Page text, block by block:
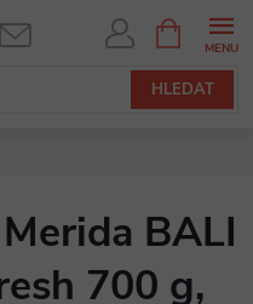
HLEDAT
NÁKUPNÍ
KOŠÍK
BALI
700 g,